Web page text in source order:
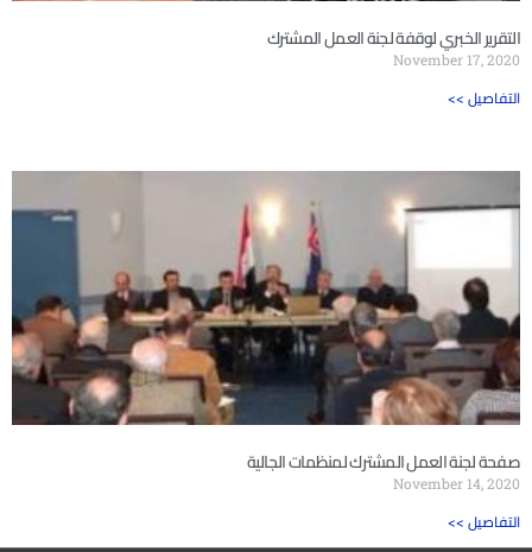
التقرير الخبري لوقفة لجنة العمل المشترك
November 17, 2020
<< التفاصيل
صفحة لجنة العمل المشترك لمنظمات الجالية
November 14, 2020
<< التفاصيل